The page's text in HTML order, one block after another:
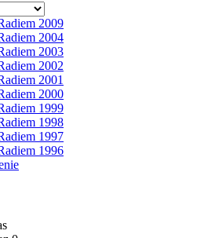
2009
2004
2003
2002
2001
2000
1999
1998
1997
1996